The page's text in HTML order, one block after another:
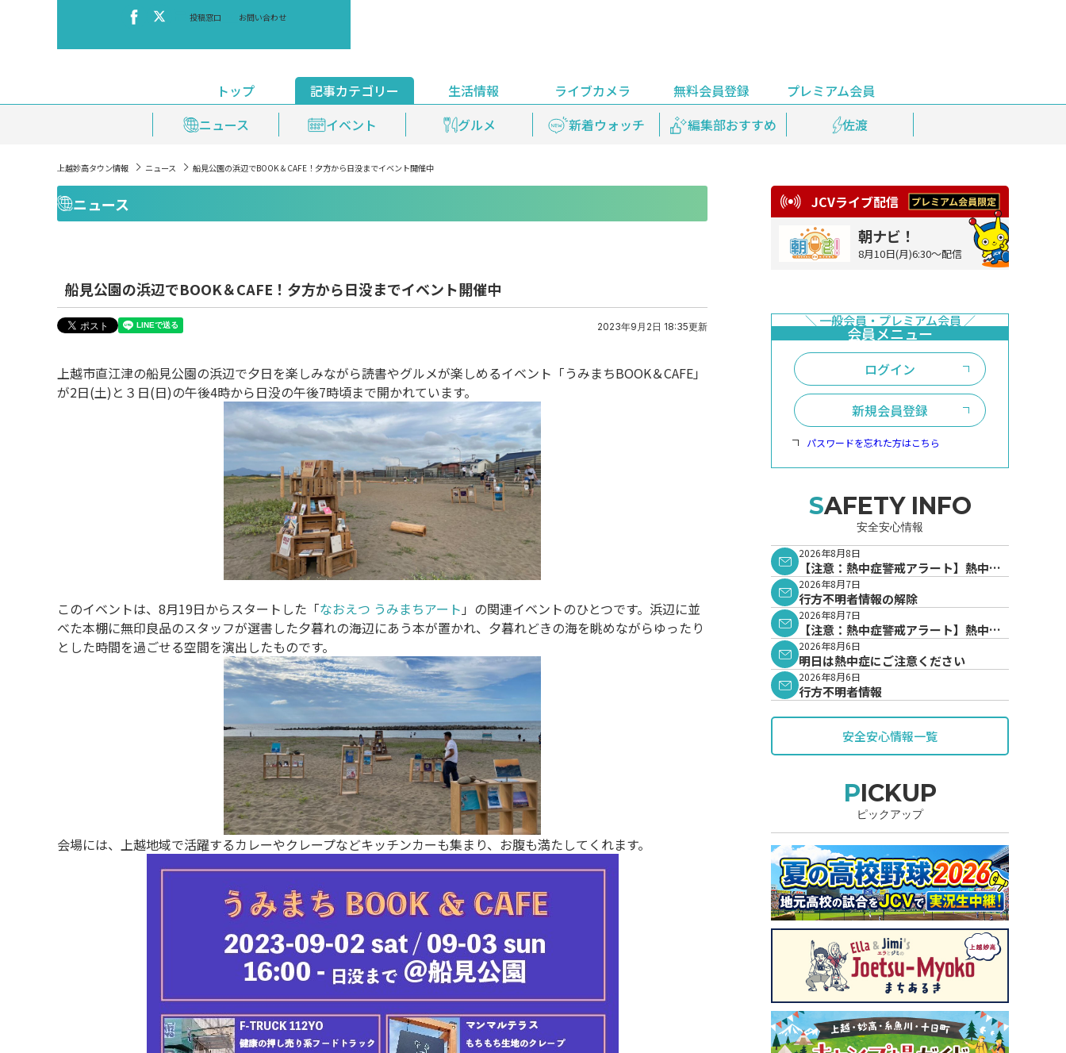
投稿窓口 お問い合わせ
トップ
記事カテゴリー
ニュース
イベント グルメ 新着ウォッチ 編集部おすすめ 佐渡
生活情報
おくやみ情報
安全安心情報 天気 上越妙高百景 鉄道情報
ライブカメラ 無料会員登録
プレミアム会員
ライブ配信
見逃し配信 プレミアム会員登録
上越妙高タウン情報 ニュース 船見公園の浜辺でBOOK＆CAFE！夕方から日没までイベント開催中
ニュース
船見公園の浜辺でBOOK＆CAFE！夕方から日没までイベント開催中
2023年9月2日 18:35更新
上越市直江津の船見公園の浜辺で夕日を楽しみながら読書やグルメが楽しめるイベント「うみまちBOOK＆CAFE」
が2日(土)と３日(日)の午後4時から日没の午後7時頃まで開かれています。
このイベントは、8月19日からスタートした「なおえつ うみまちアート 」の関連イベントのひとつです。浜辺に並
べた本棚に無印良品のスタッフが選書した夕暮れの海辺にあう本が置かれ、夕暮れどきの海を眺めながらゆったり
とした時間を過ごせる空間を演出したものです。
会場には、上越地域で活躍するカレーやクレープなどキッチンカーも集まり、お腹も満たしてくれます。
JCVライブ配信
朝ナビ！
8月10日(月)6:30～配信
ログイン
新規会員登録
パスワードを忘れた方はこちら
SAFETY INFO
安全安心情報
2026年8月8日
【注意：熱中症警戒アラート】熱中症
警戒アラートが発表されています。
2026年8月7日
行方不明者情報の解除
2026年8月7日
【注意：熱中症警戒アラート】熱中症
警戒アラートが発表されています。
2026年8月6日
明日は熱中症にご注意ください
2026年8月6日
行方不明者情報
安全安心情報一覧
PICKUP
ピックアップ